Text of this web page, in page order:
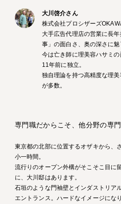
大川啓介さん
株式会社プロシザーズ
大手広告代理店の営業に長
事」の面白さ、奥の深さに魅
今は亡き師に理美容ハサミ
11年前に独立。
独自理論を持つ高精度な理
が多数。
専門職だからこそ、他分野の専
東京都の北部に位置するオザキから、
小一時間。
流行りのオープン外構がそこそこ目に
に、大川邸はあります。
石垣のような門袖壁とインダストリア
エントランス。ハードなイメージにな